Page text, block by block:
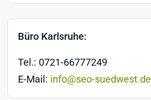
Büro Karlsruhe:
Tel.: 0721-66777249
E-Mail: info@seo-suedwest.de